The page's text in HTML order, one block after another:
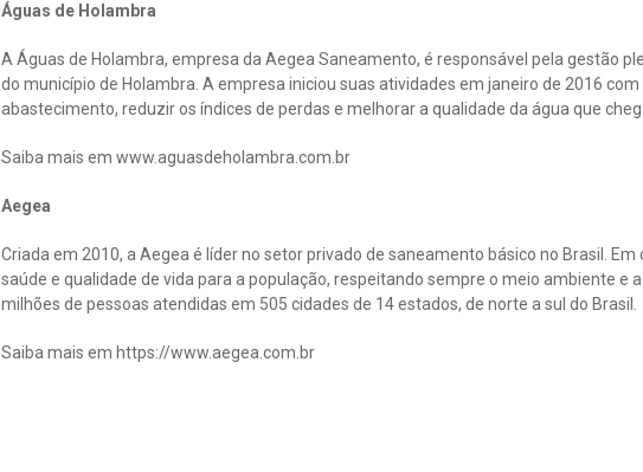
Águas de Holambra
A Águas de Holambra, empresa da Aegea Saneamento, é responsável pela gestão
do município de Holambra. A empresa iniciou suas atividades em janeiro de 2016
abastecimento, reduzir os índices de perdas e melhorar a qualidade da água que
Saiba mais em www.aguasdeholambra.com.br
Aegea
Criada em 2010, a Aegea é líder no setor privado de saneamento básico no Brasil.
saúde e qualidade de vida para a população, respeitando sempre o meio ambiente e
milhões de pessoas atendidas em 505 cidades de 14 estados, de norte a sul do Brasil.
Saiba mais em https://www.aegea.com.br